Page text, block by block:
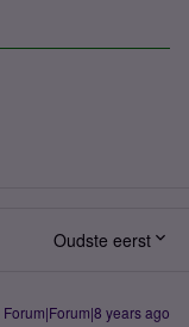
Oudste eerst
Forum|Forum|8 years ago